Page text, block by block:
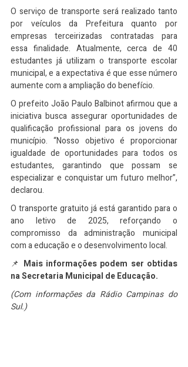
O serviço de transporte será realizado tanto
por veículos da Prefeitura quanto por
empresas terceirizadas contratadas para
essa finalidade. Atualmente, cerca de 40
estudantes já utilizam o transporte escolar
municipal, e a expectativa é que esse número
aumente com a ampliação do benefício.
O prefeito João Paulo Balbinot afirmou que a
iniciativa busca assegurar oportunidades de
qualificação profissional para os jovens do
município. “Nosso objetivo é proporcionar
igualdade de oportunidades para todos os
estudantes, garantindo que possam se
especializar e conquistar um futuro melhor”,
declarou.
O transporte gratuito já está garantido para o
ano letivo de 2025, reforçando o
compromisso da administração municipal
com a educação e o desenvolvimento local.
📌 Mais informações podem ser obtidas
na Secretaria Municipal de Educação.
(Com informações da Rádio Campinas do
Sul.)